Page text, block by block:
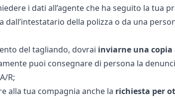
i dati all’agente che ha seguito la tua
della polizza o da una
del tagliando, dovrai inviarne una
puoi consegnare di persona la
R;
alla tua compagnia anche la richiesta per